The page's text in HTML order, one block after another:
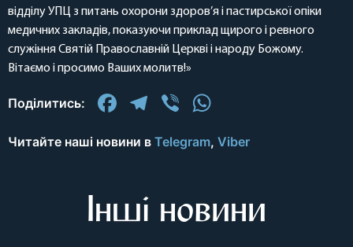
відділу УПЦ з питань охорони здоров’я і пастирської опіки
медичних закладів, показуючи приклад щирого і ревного
служіння Святій Православній Церкві і народу Божому.
Вітаємо і просимо Ваших молитв!»
Поділитись: Facebook
Telegram
Viber
Читайте наші новини в Telegram, Viber
Інші новини